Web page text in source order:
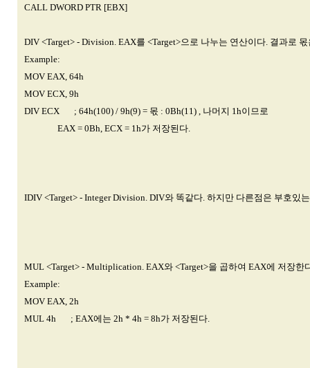
CALL DWORD PTR [EBX]
DIV <Target> - Division. EAX를 <Target>으로 나누는 연산이다. 결과로
Example:
MOV EAX, 64h
MOV ECX, 9h
DIV ECX ; 64h(100) / 9h(9) = 몫 : 0Bh(11) , 나머지 1h이므로
EAX = 0Bh, ECX = 1h가 저장된다.
IDIV <Target> - Integer Division. DIV와 똑같다. 하지만 다른점은 부호있
MUL <Target> - Multiplication. EAX와 <Target>을 곱하여 EAX에 저장한
Example:
MOV EAX, 2h
MUL 4h ; EAX에는 2h * 4h = 8h가 저장된다.